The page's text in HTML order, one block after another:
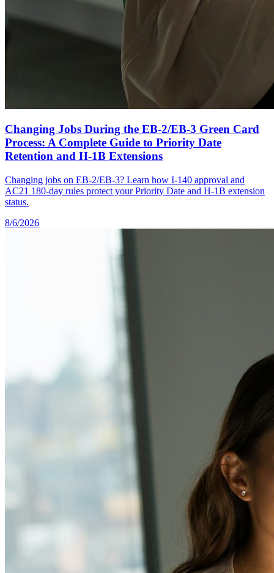
Changing Jobs During the EB-2/EB-3 Green Card
Process: A Complete Guide to Priority Date
Retention and H-1B Extensions
Changing jobs on EB-2/EB-3? Learn how I-140 approval and
AC21 180-day rules protect your Priority Date and H-1B extension
status.
8/6/2026